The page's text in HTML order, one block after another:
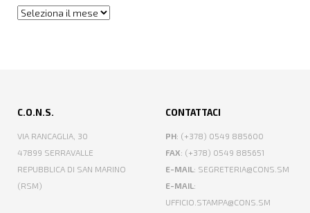
Archivi
C.O.N.S.
VIA RANCAGLIA, 30
47899 SERRAVALLE
REPUBBLICA DI SAN MARINO
(RSM)
CONTATTACI
PH: (+378) 0549 885600
FAX: (+378) 0549 885651
E-MAIL: SEGRETERIA@CONS.SM
E-MAIL:
UFFICIO.STAMPA@CONS.SM